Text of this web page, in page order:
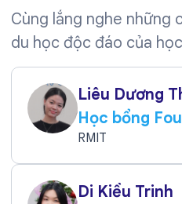
Cùng lắng nghe những
du học độc đáo của
Liêu Dương
Học bổng
AUD
RMIT
Di Kiều Trinh